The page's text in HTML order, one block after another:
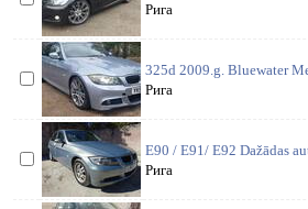
Рига
325d 2009.g. Bluewater
Рига
E90 / E91/ E92 Dažādas
Рига